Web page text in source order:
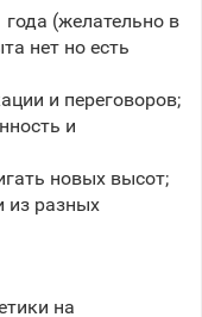
(желательно в
нет но есть
и переговоров;
и
новых высот;
из разных
на